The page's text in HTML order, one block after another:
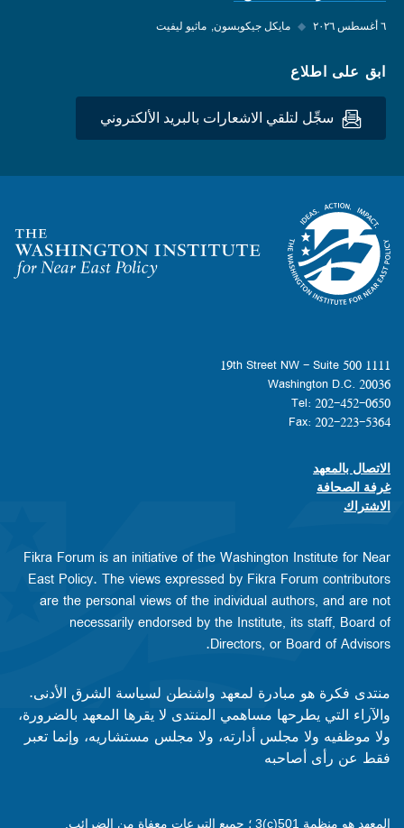
٦ أغسطس ٢٠٢٦ ◆ مايكل جيكوبسون ماثيو ليفيت
ابق على اطلاع
سجِّل لتلقي الاشعارات بالبريد الألكتروني
Homepage
1111 19th Street NW - Suite 500
Washington D.C. 20036
Tel: 202-452-0650
Fax: 202-223-5364
Footer contact links
الاتصال بالمعهد
غرفة الصحافة
الاشتراك
Fikra Forum is an initiative of the Washington Institute for Near
East Policy. The views expressed by Fikra Forum contributors
are the personal views of the individual authors, and are not
necessarily endorsed by the Institute, its staff, Board of
Directors, or Board of Advisors.​​
منتدى فكرة هو مبادرة لمعهد واشنطن لسياسة الشرق الأدنى.
والآراء التي يطرحها مساهمي المنتدى لا يقرها المعهد بالضرورة،
ولا موظفيه ولا مجلس أدارته، ولا مجلس مستشاريه، وإنما تعبر
فقط عن رأى أصاحبه
المعهد هو منظمة 501(c)3 ؛ جميع التبرعات معفاة من الضرائب.